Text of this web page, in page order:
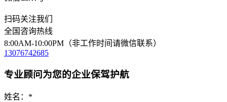
扫码关注我们
全国咨询热线
8:00AM-10:00PM（非工作时间请微信联系）
13076742685
专业顾问为您的企业保驾护航
姓名： *